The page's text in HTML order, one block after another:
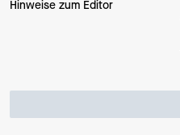
Hinweise zum Editor